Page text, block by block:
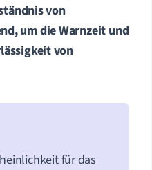
von
um dieWarnzeit und
von
für das